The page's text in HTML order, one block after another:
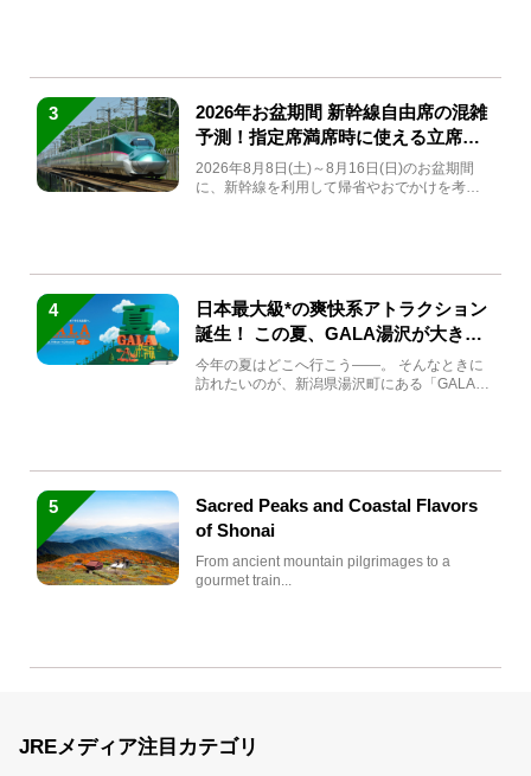
3
2026年お盆期間 新幹線自由席の混雑
予測！指定席満席時に使える立席特
急券も解説
2026年8月8日(土)～8月16日(日)のお盆期間
に、新幹線を利用して帰省やおでかけを考え
4
日本最大級*の爽快系アトラクション
誕生！ この夏、GALA湯沢が大きく
生まれ変わる
今年の夏はどこへ行こう――。 そんなときに
訪れたいのが、新潟県湯沢町にある「GALA湯
5
Sacred Peaks and Coastal Flavors
of Shonai
From ancient mountain pilgrimages to a
gourmet train...
JREメディア注目カテゴリ